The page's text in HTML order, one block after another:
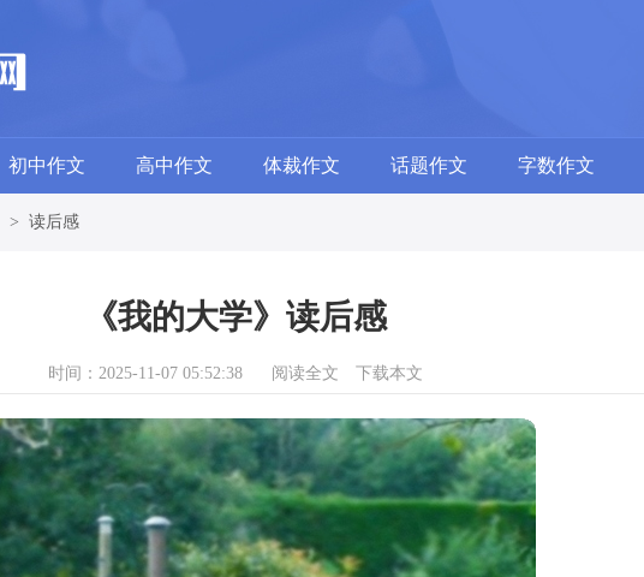
初中作文 高中作文 体裁作文 话题作文 字数作文
> 读后感
《我的大学》读后感
时间：2025-11-07 05:52:38 阅读全文 下载本文